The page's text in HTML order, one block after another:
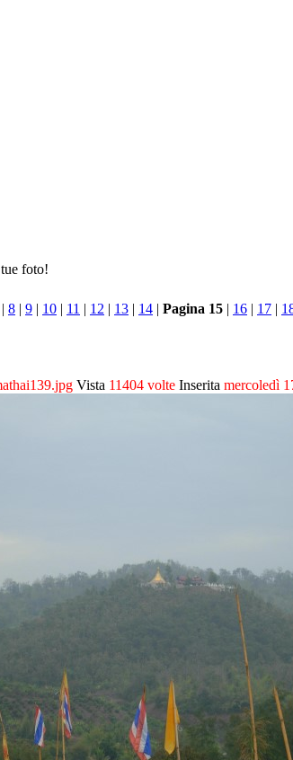
foto!
| 8 | 9 | 10 | 11 | 12 | 13 | 14 | Pagina 15 | 16 | 17 |
Vista 11404 volte Inserita mercoledì